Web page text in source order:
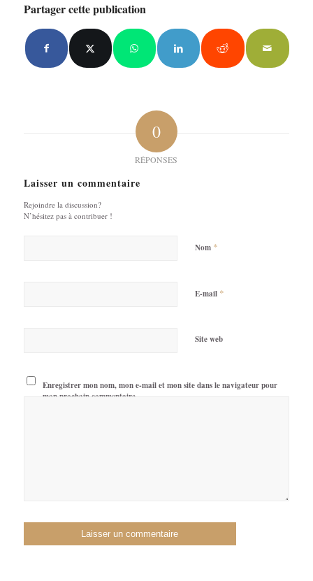
Partager cette publication
0
RÉPONSES
Laisser un commentaire
Rejoindre la discussion?
N’hésitez pas à contribuer !
Nom *
E-mail *
Site web
Enregistrer mon nom, mon e-mail et mon site dans le navigateur pour
mon prochain commentaire.